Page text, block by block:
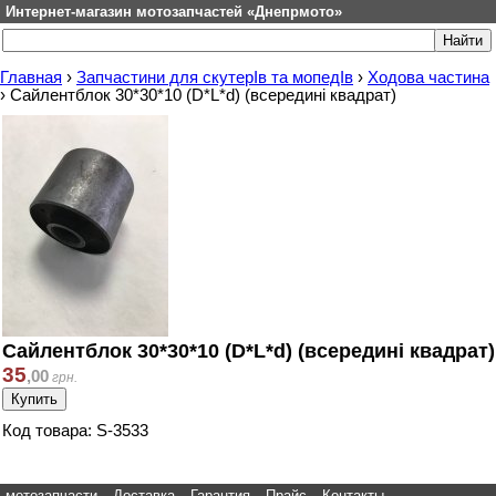
Интернет-магазин мотозапчастей «Днепрмото»
Главная › Запчастини для скутерІв та мопедІв › Ходова частина
› Сайлентблок 30*30*10 (D*L*d) (всередині квадрат)
Сайлентблок 30*30*10 (D*L*d) (всередині квадрат)
35,00 грн.
Код товара: S-3533